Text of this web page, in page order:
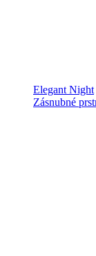
Elegant Night
Zásnubné